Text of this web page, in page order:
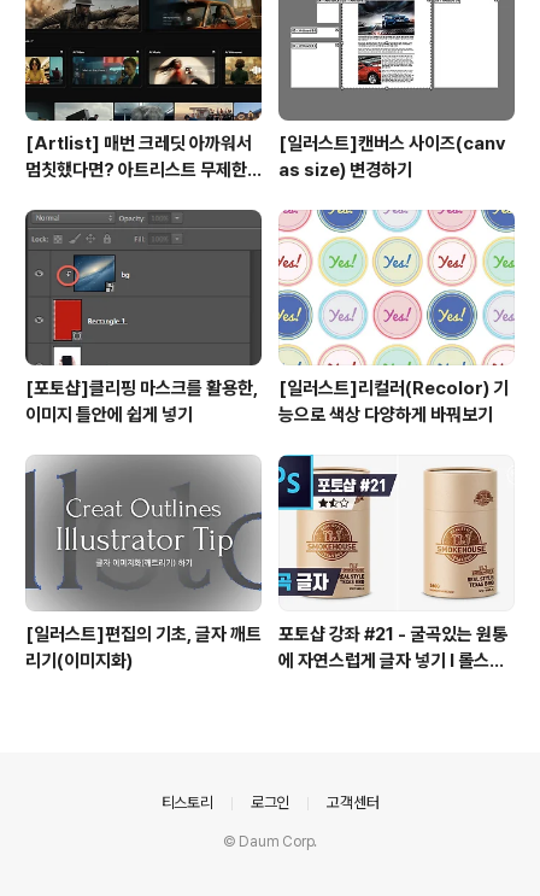
[Artlist] 매번 크레딧 아까워서
멈칫했다면? 아트리스트 무제한
[일러스트]캔버스 사이즈(canv
as size) 변경하기
[포토샵]클리핑 마스크를 활용한,
이미지 틀안에 쉽게 넣기
[일러스트]리컬러(Recolor) 기
능으로 색상 다양하게 바꿔보기
[일러스트]편집의 기초, 글자 깨트
리기(이미지화)
포토샵 강좌 #21 - 굴곡있는 원통
에 자연스럽게 글자 넣기 I 롤스토
티스토리 로그인 고객센터
© Daum Corp.